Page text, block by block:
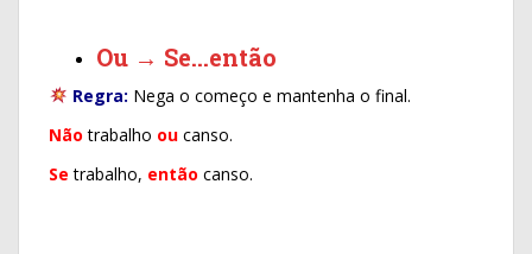
Ou → Se…então
Regra: Nega o começo e mantenha o final.
Não trabalho ou canso.
Se trabalho, então canso.